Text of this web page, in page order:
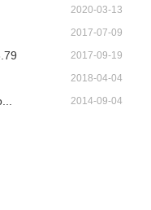
2020-03-13
2017-07-09
2017-09-19
2018-04-04
2014-09-04